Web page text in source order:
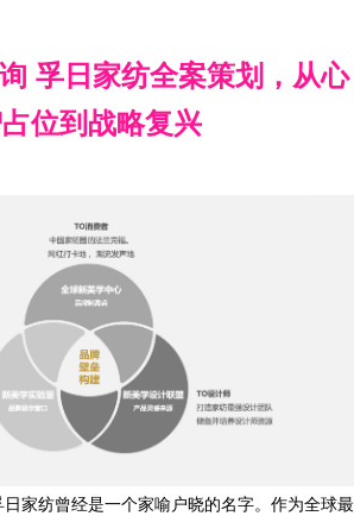
孚日家纺全案策划，从心
位到战略复兴
家纺曾经是一个家喻户晓的名字。作为全球最